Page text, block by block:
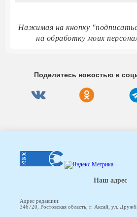
Нажимая на кнопку
на обработку моих
Поделитесь новостью в
Наш адрес
Адрес редакции:
346720, Ростовская область, г. Аксай, ул.